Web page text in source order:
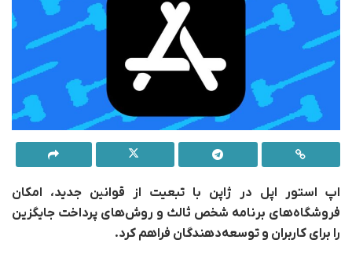
اپ استور اپل در ژاپن با تبعیت از قوانین جدید، امکان
فروشگاه‌های برنامه شخص ثالث و روش‌های پرداخت جایگزین
را برای کاربران و توسعه‌دهندگان فراهم کرد.